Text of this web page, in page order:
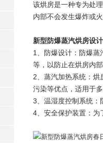
该烘房是一种专为处
内部不会发生爆炸或
新型防爆蒸汽烘房设计
1、防爆设计：防爆
等，以防止在烘房内
2、蒸汽加热系统：
污染等优点，适用于
3、温湿度控制系统：
4、安全保护装置：为